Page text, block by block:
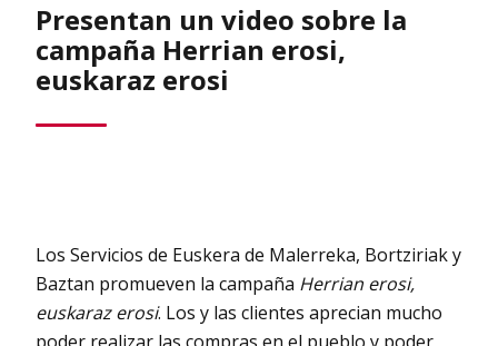
Presentan un video sobre la
campaña Herrian erosi,
euskaraz erosi
Los Servicios de Euskera de Malerreka, Bortziriak y
Baztan promueven la campaña Herrian erosi,
euskaraz erosi. Los y las clientes aprecian mucho